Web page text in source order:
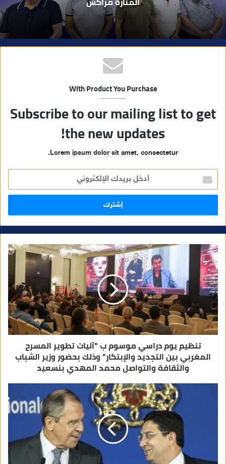
With Product You Purchase
Subscribe to our mailing list to get
the new updates!
Lorem ipsum dolor sit amet, consectetur.
خ
ل
ر
ا
ل
إ
ل
ك
ت
ر
و
ن
ي
تنظيم يوم دراسي موسوم ب "آليات تطوير المسرح
المغربي بين التجديد والإبتكار" وذلك بحضور وزير الشباب
والثقافة والتواصل محمد المهدي بنسعيد